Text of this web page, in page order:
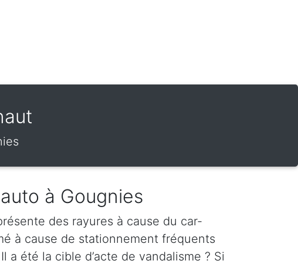
à Gougnies
des rayures à cause du car-
à cause de stationnement fréquents
a été la cible d’acte de vandalisme ? Si